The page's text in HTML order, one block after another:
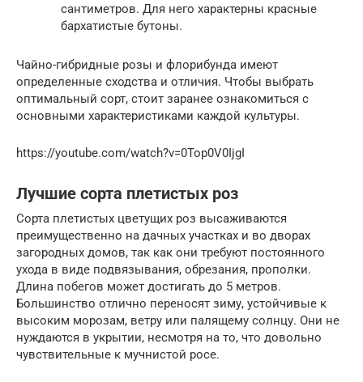
сантиметров. Для него характерны красные
бархатистые бутоны.
Чайно-гибридные розы и флорибунда имеют
определенные сходства и отличия. Чтобы выбрать
оптимальный сорт, стоит заранее ознакомиться с
основными характеристиками каждой культуры.
https://youtube.com/watch?v=0Top0V0IjgI
Лучшие сорта плетистых роз
Сорта плетистых цветущих роз высаживаются
преимущественно на дачных участках и во дворах
загородных домов, так как они требуют постоянного
ухода в виде подвязывания, обрезания, прополки.
Длина побегов может достигать до 5 метров.
Большинство отлично переносят зиму, устойчивые к
высоким морозам, ветру или палящему солнцу. Они не
нуждаются в укрытии, несмотря на то, что довольно
чувствительные к мучнистой росе.